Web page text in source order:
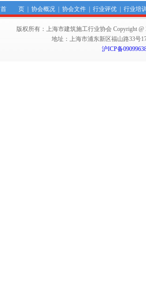
首 页| 协会概况| 协会文件| 行业评优| 行业培
版权所有：上海市建筑施工行业协会 Copyright @
地址：上海市浦东新区福山路33号
沪ICP备